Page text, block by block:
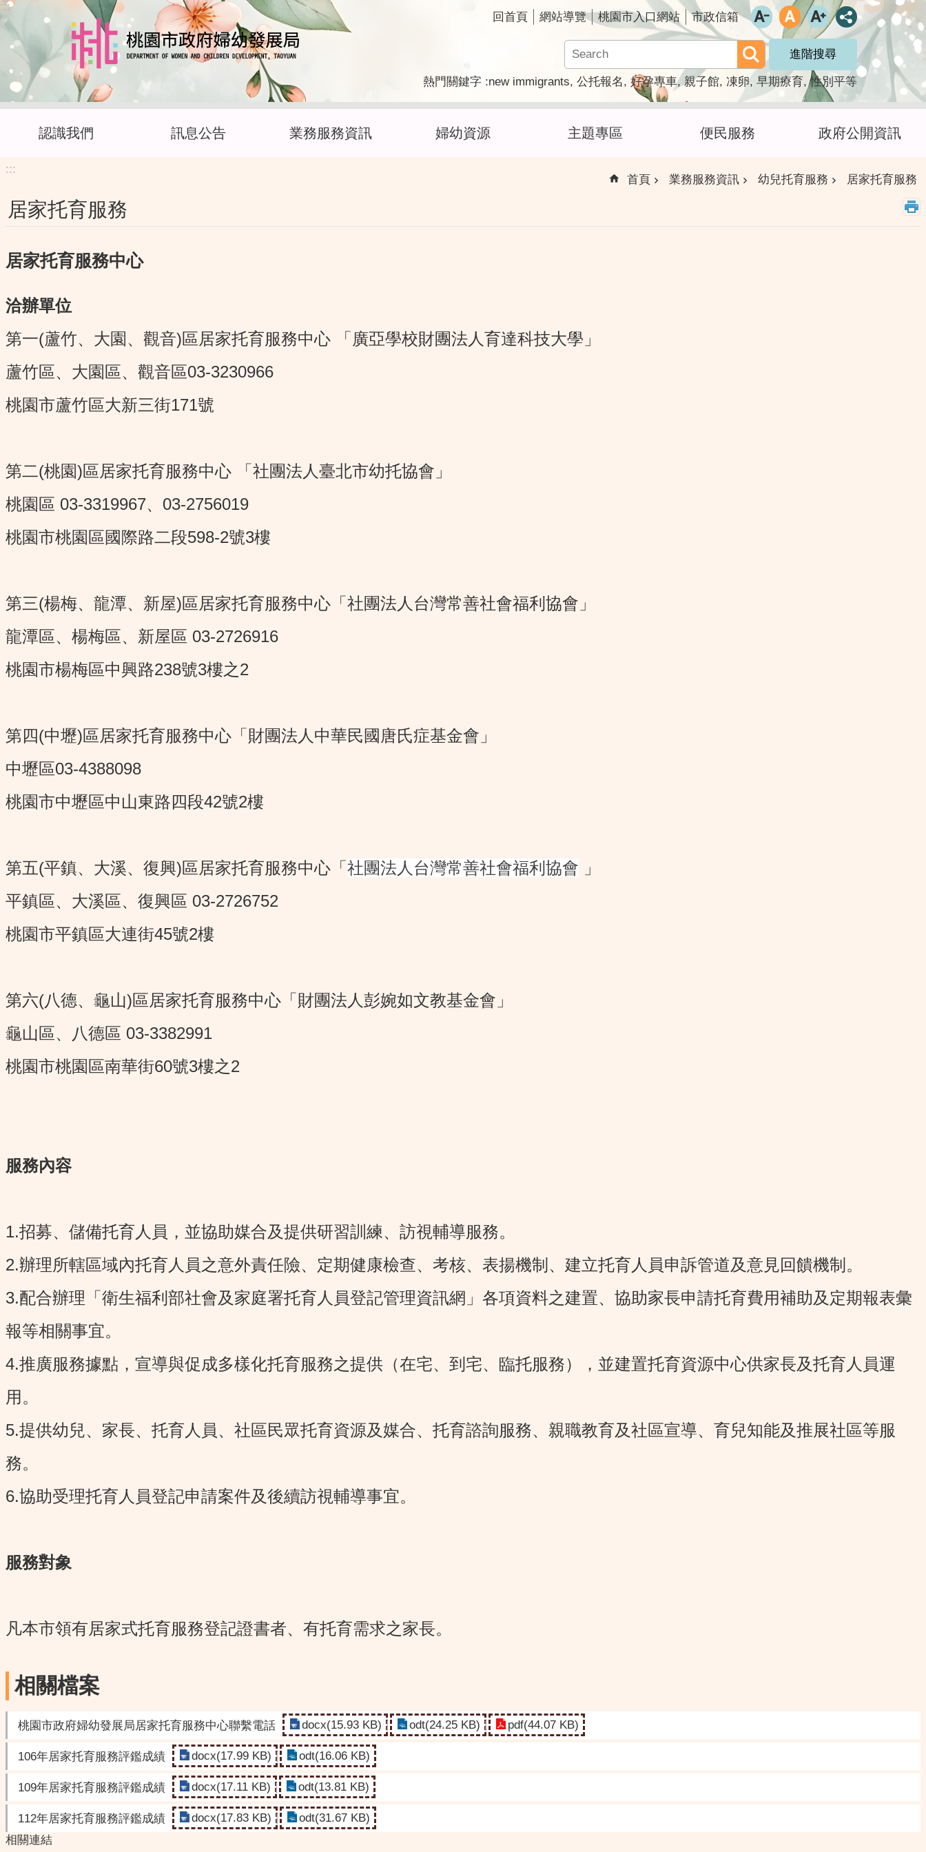
跳到主要內容區塊
:::
回首頁 網站導覽 桃園市入口網站 市政信箱
進階搜尋
熱門關鍵字 new immigrants 公托報名 好孕專車 親子館 凍卵 早期療育 性別平等
認識我們 訊息公告 業務服務資訊 婦幼資源 主題專區 便民服務 政府公開資訊
:::
首頁 業務服務資訊 幼兒托育服務 居家托育服務
居家托育服務
居家托育服務中心
洽辦單位
第一(蘆竹、大園、觀音)區居家托育服務中心 「廣亞學校財團法人育達科技大學」
蘆竹區、大園區、觀音區03-3230966
桃園市蘆竹區大新三街171號
第二(桃園)區居家托育服務中心 「社團法人臺北市幼托協會」
桃園區 03-3319967、03-2756019
桃園市桃園區國際路二段598-2號3樓
第三(楊梅、龍潭、新屋)區居家托育服務中心「社團法人台灣常善社會福利協會」
龍潭區、楊梅區、新屋區 03-2726916
桃園市楊梅區中興路238號3樓之2
第四(中壢)區居家托育服務中心「財團法人中華民國唐氏症基金會」
中壢區03-4388098
桃園市中壢區中山東路四段42號2樓
第五(平鎮、大溪、復興)區居家托育服務中心「 社團法人台灣常善社會福利協會 」
平鎮區、大溪區、復興區 03-2726752
桃園市平鎮區大連街45號2樓
第六(八德、龜山)區居家托育服務中心「財團法人彭婉如文教基金會」
龜山區、八德區 03-3382991
桃園市桃園區南華街60號3樓之2
服務內容
1.招募、儲備托育人員，並協助媒合及提供研習訓練、訪視輔導服務。
2.辦理所轄區域內托育人員之意外責任險、定期健康檢查、考核、表揚機制、建立托育人員申訴管道及意見回饋機制。
3.配合辦理「衛生福利部社會及家庭署托育人員登記管理資訊網」各項資料之建置、協助家長申請托育費用補助及定期報表彙
報等相關事宜。
4.推廣服務據點，宣導與促成多樣化托育服務之提供（在宅、到宅、臨托服務），並建置托育資源中心供家長及托育人員運
用。
5.提供幼兒、家長、托育人員、社區民眾托育資源及媒合、托育諮詢服務、親職教育及社區宣導、育兒知能及推展社區等服
務。
6.協助受理托育人員登記申請案件及後續訪視輔導事宜。
服務對象
凡本市領有居家式托育服務登記證書者、有托育需求之家長。
相關檔案
桃園市政府婦幼發展局居家托育服務中心聯繫電話 docx(15.93 KB) odt(24.25 KB) pdf(44.07 KB)
106年居家托育服務評鑑成績 docx(17.99 KB) odt(16.06 KB)
109年居家托育服務評鑑成績 docx(17.11 KB) odt(13.81 KB)
112年居家托育服務評鑑成績 docx(17.83 KB)
odt(31.67 KB)
相關連結